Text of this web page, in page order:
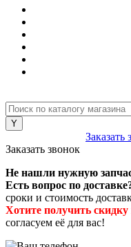
Заказать
Заказать звонок
Не нашли нужную
Есть вопрос по
сроки и стоимость
Хотите получить скидку
согласуем её для вас!